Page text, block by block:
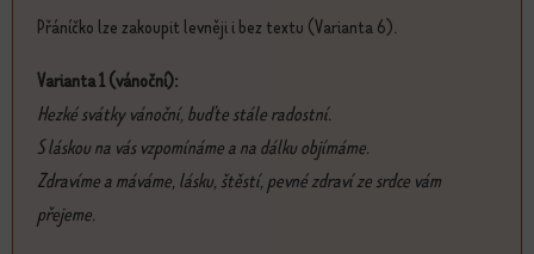
Přáníčko lze zakoupit levněji i bez textu (Varianta 6).
Varianta 1 (vánoční):
Hezké svátky vánoční, buďte stále radostní.
S láskou na vás vzpomínáme a na dálku objímáme.
Zdravíme a máváme, lásku, štěstí, pevné zdraví ze srdce vám
přejeme.